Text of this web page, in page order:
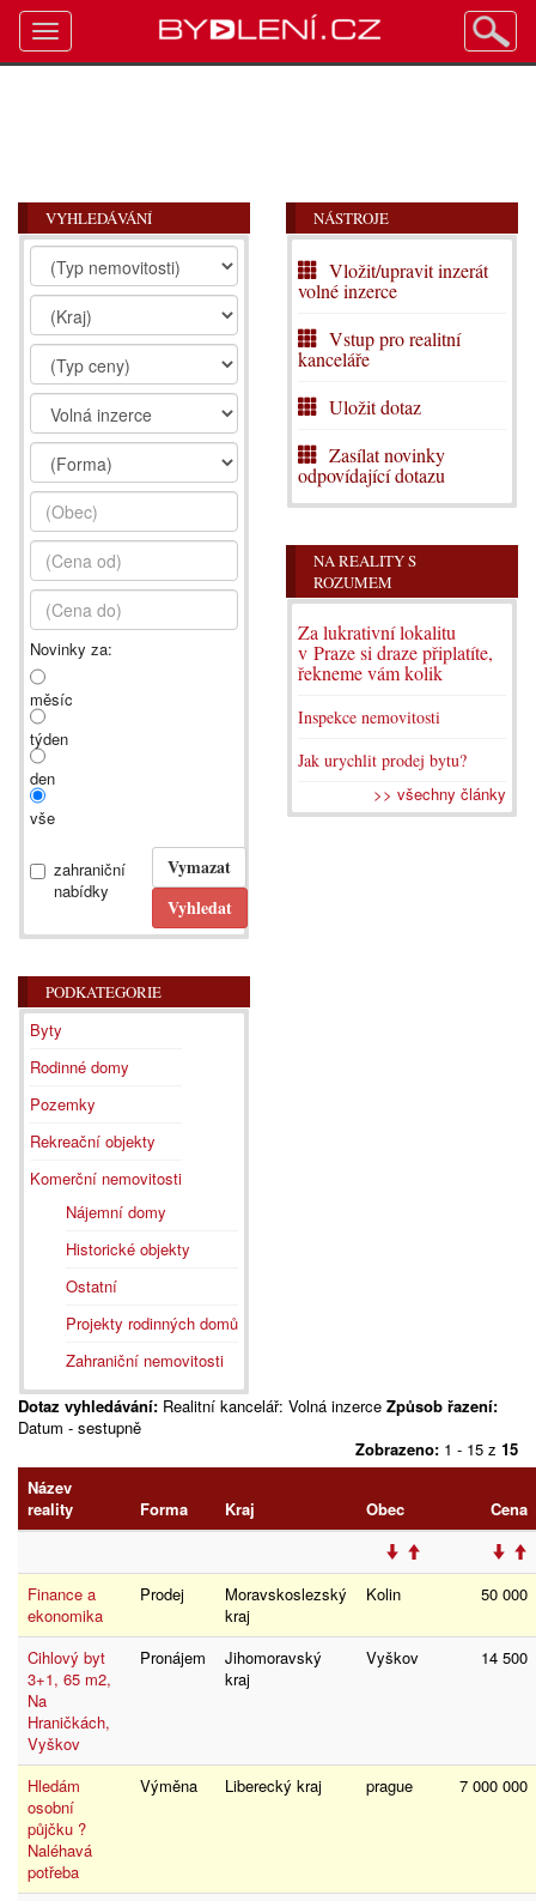
VYHLEDÁVÁNÍ
Novinky za:
měsíc
týden
den
vše
zahraniční
nabídky
PODKATEGORIE
Byty
Rodinné domy
Pozemky
Rekreační objekty
Komerční nemovitosti
Nájemní domy
Historické objekty
Ostatní
Projekty rodinných domů
Zahraniční nemovitosti
NÁSTROJE
Vložit/upravit inzerát
volné inzerce
Vstup pro realitní
kanceláře
Uložit dotaz
Zasílat novinky
odpovídající dotazu
NA REALITY S
ROZUMEM
Za lukrativní lokalitu
v Praze si draze připlatíte,
řekneme vám kolik
Inspekce nemovitosti
Jak urychlit prodej bytu?
>> všechny články
Dotaz vyhledávání: Realitní kancelář: Volná inzerce Způsob řazení:
Datum - sestupně
Zobrazeno: 1 - 15 z 15
Název
reality
Forma Kraj Obec Cena
Finance a
ekonomika
Prodej
Moravskoslezský
kraj
Kolin 50 000
Cihlový byt
3+1, 65 m2,
Na
Hraničkách,
Vyškov
Pronájem
Jihomoravský
kraj
Vyškov 14 500
Hledám
osobní
půjčku ?
Naléhavá
potřeba
Výměna Liberecký kraj prague 7 000 000
Toggle
navigation